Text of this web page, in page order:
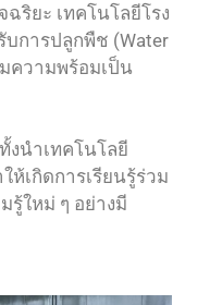
ริยะ เทคโนโลยีโรง
บการปลูกพืช (Water
ความพร้อมเป็น
นำเทคโนโลยี
เกิดการเรียนรู้ร่วม
รู้ใหม่ ๆ อย่างมี